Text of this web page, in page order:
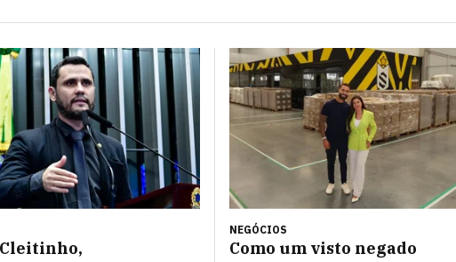
NEGÓCIOS
Como um visto negado